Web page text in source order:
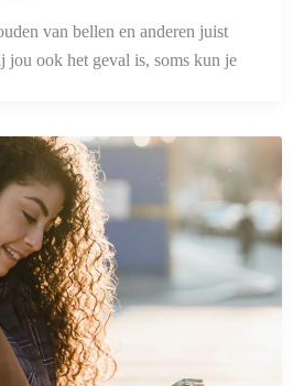
van bellen en anderen juist
jou ook het geval is, soms kun je